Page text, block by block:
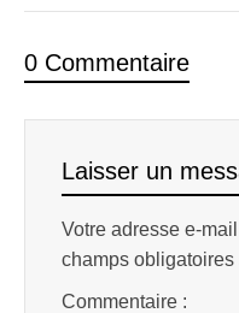
0 Commentaire
Laisser un
Votre adresse e-
champs
Commentaire :